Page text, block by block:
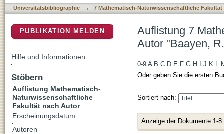
Universitätsbibliographie → 7 Mathematisch-Naturwissenschaftliche Fakultät
Auflistung 7
Autor "Baayen,
0-9 A B C D E F G H J K L
Oder geben Sie die ersten
Sortiert nach:
Anzeige der Dokumente 1-8
PUBLIKATION MELDEN
Hilfe und Informationen
Stöbern
Auflistung Mathematisch-
Naturwissenschaftliche
Fakultät nach Autor
Erscheinungsdatum
Autoren